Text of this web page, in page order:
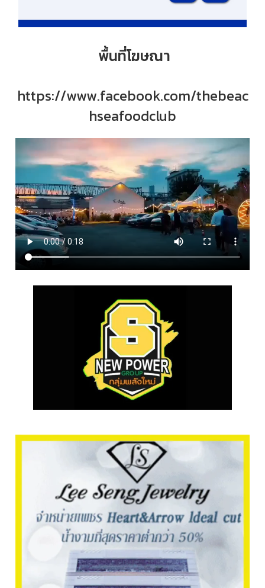
พื้นที่โฆษณา
https://www.facebook.com/thebeac
hseafoodclub